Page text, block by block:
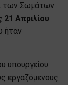
των Σωμάτων
Απριλίου
ήταν
υπουργείου
εργαζόμενους